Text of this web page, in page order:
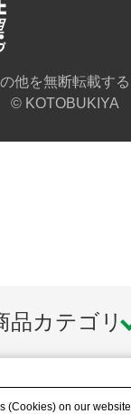
他を無断転載す
© KOTOBUKIYA
品カテゴリ
(Cookies) on our